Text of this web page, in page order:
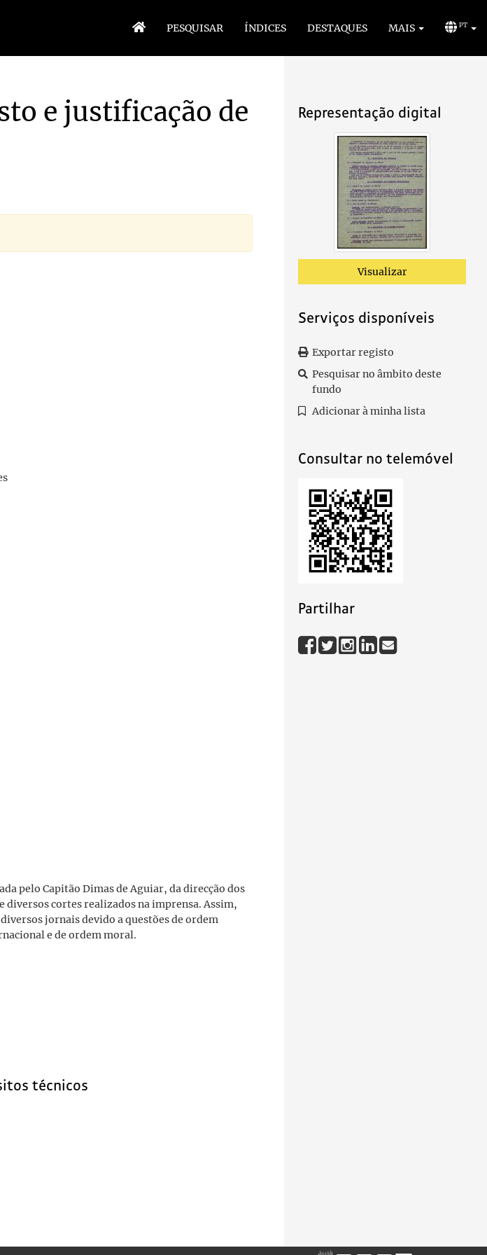
PESQUISAR ÍNDICES DESTAQUES MAIS PT
Representação digital
Visualizar
Serviços disponíveis
Exportar registo
Pesquisar no âmbito deste
fundo
Adicionar à minha lista
Consultar no telemóvel
Partilhar
e justificação de
pelo Capitão Dimas de Aguiar, da direcção dos
diversos cortes realizados na imprensa. Assim,
jornais devido a questões de ordem
e de ordem moral.
técnicos